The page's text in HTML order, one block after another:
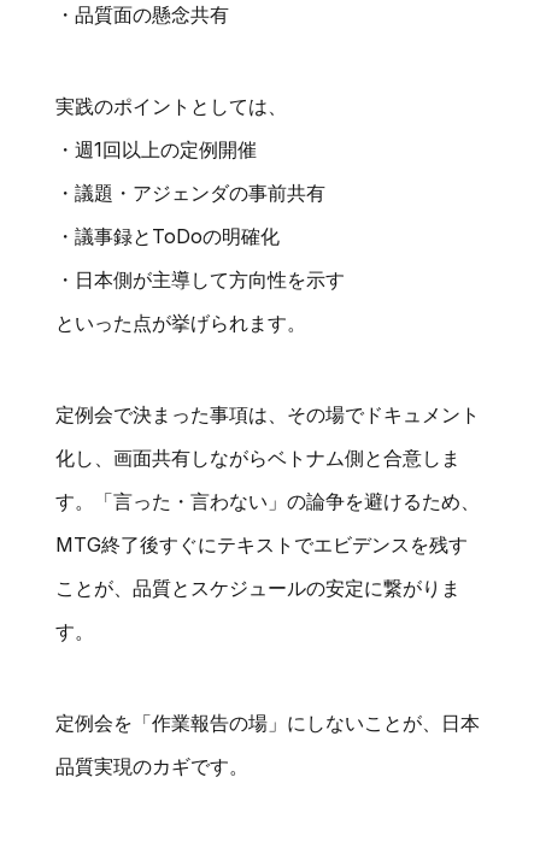
・品質面の懸念共有
実践のポイントとしては、
・週1回以上の定例開催
・議題・アジェンダの事前共有
・議事録とToDoの明確化
・日本側が主導して方向性を示す
といった点が挙げられます。
定例会で決まった事項は、その場でドキュメント
化し、画面共有しながらベトナム側と合意しま
す。「言った・言わない」の論争を避けるため、
MTG終了後すぐにテキストでエビデンスを残す
ことが、品質とスケジュールの安定に繋がりま
す。
定例会を「作業報告の場」にしないことが、日本
品質実現のカギです。